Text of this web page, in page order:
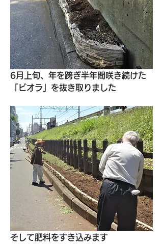
6月上旬、年を跨ぎ半年間咲き続けた
「ビオラ」を抜き取りました
そして肥料をすき込みます